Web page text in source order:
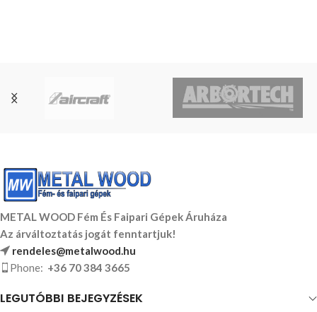
METAL WOOD Fém És Faipari Gépek Áruháza
Az árváltoztatás jogát fenntartjuk!
rendeles@metalwood.hu
Phone: +36 70 384 3665
LEGUTÓBBI BEJEGYZÉSEK